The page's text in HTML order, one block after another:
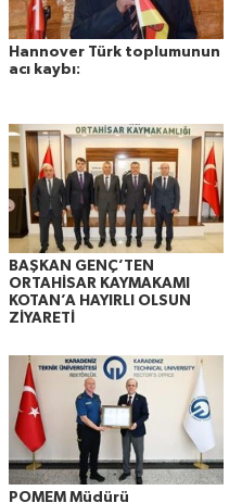
Hannover Türk toplumunun
acı kaybı:
BAŞKAN GENÇ’TEN
ORTAHİSAR KAYMAKAMI
KOTAN’A HAYIRLI OLSUN
ZİYARETİ
POMEM Müdürü